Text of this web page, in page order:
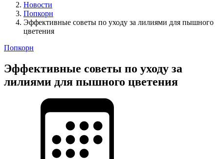
Новости
Попкорн
Эффективные советы по уходу за лилиями для пышного
цветения
Попкорн
Эффективные советы по уходу за
лилиями для пышного цветения